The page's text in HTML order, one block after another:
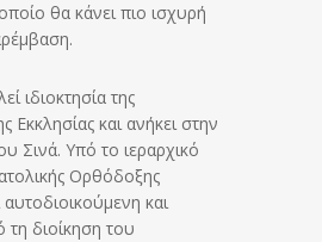
θα κάνει πιο ισχυρή
ιδιοκτησία της
Εκκλησίας και ανήκει στην
Σινά. Υπό το ιεραρχικό
Ορθόδοξης
αυτοδιοικούμενη και
τη διοίκηση του